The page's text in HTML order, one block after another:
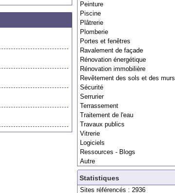
Peinture
Piscine
Plâtrerie
Plomberie
Portes et fenêtres
Ravalement de façade
Rénovation énergétique
Rénovation immobilière
Revêtement des sols et des murs
Sécurité
Serrurier
Terrassement
Traitement de l'eau
Travaux publics
Vitrerie
Logiciels
Ressources - Blogs
Autre
Statistiques
Sites référencés : 2936